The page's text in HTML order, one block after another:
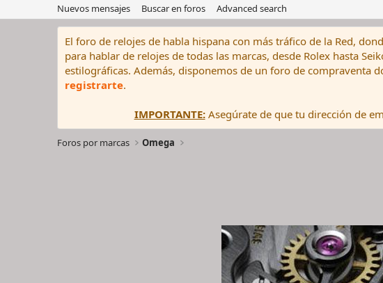
Nuevos mensajes Buscar en foros Advanced search
El foro de relojes de habla hispana con más tráfico de la Red,
para hablar de relojes de todas las marcas, desde Rolex hasta
estilográficas. Además, disponemos de un foro de compraventa
registrarte.
IMPORTANTE:Asegúrate de que tu dirección de
Foros por marcas Omega